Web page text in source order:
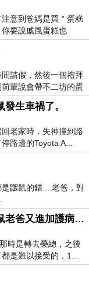
意到爸媽是買＂蛋糕
要說戚風蛋糕也
請假，然後一個禮拜
輩說會帶不二坊的蛋
生車禍了。
老家時，失神撞到路
路邊的Toyota A...
鼴鼠的錯....老爸，對
[終究還是到了這一步] 鼴鼠老爸又進加護病房了。
時是轉去榮總，之後
是難以接受的，1...